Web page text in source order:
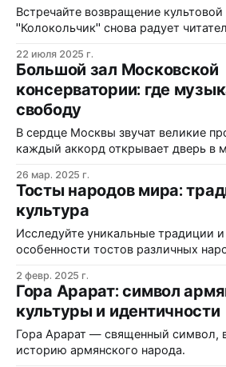
Встречайте возвращение культовой
"Колокольчик" снова радует
22 июля 2025 г.
Большой зал Московской
консерватории: где
свободу
В сердце Москвы звучат великие
каждый аккорд открывает дверь в
26 мар. 2025 г.
Тосты народов мира:
культура
Исследуйте уникальные традиции
особенности тостов различных
2 февр. 2025 г.
Гора Арарат: символ
культуры и идентичности
Гора Арарат — священный
историю армянского народа.